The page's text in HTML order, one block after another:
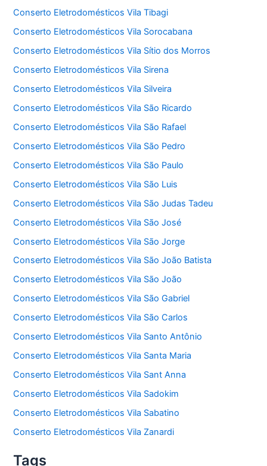
Conserto Eletrodomésticos Vila Tibagi
Conserto Eletrodomésticos Vila Sorocabana
Conserto Eletrodomésticos Vila Sítio dos Morros
Conserto Eletrodomésticos Vila Sirena
Conserto Eletrodomésticos Vila Silveira
Conserto Eletrodomésticos Vila São Ricardo
Conserto Eletrodomésticos Vila São Rafael
Conserto Eletrodomésticos Vila São Pedro
Conserto Eletrodomésticos Vila São Paulo
Conserto Eletrodomésticos Vila São Luis
Conserto Eletrodomésticos Vila São Judas Tadeu
Conserto Eletrodomésticos Vila São José
Conserto Eletrodomésticos Vila São Jorge
Conserto Eletrodomésticos Vila São João Batista
Conserto Eletrodomésticos Vila São João
Conserto Eletrodomésticos Vila São Gabriel
Conserto Eletrodomésticos Vila São Carlos
Conserto Eletrodomésticos Vila Santo Antônio
Conserto Eletrodomésticos Vila Santa Maria
Conserto Eletrodomésticos Vila Sant Anna
Conserto Eletrodomésticos Vila Sadokim
Conserto Eletrodomésticos Vila Sabatino
Conserto Eletrodomésticos Vila Zanardi
Tags